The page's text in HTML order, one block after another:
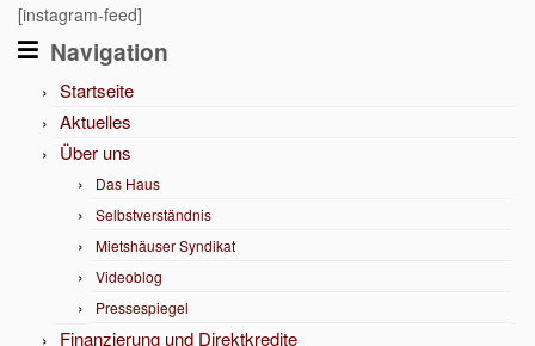
[instagram-feed]
Navigation
Startseite
Aktuelles
Über uns
Das Haus
Selbstverständnis
Mietshäuser Syndikat
Videoblog
Pressespiegel
Finanzierung und Direktkredite